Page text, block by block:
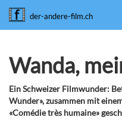
der-andere-film.ch
Wanda,
Ein Schweizer Filmwunder:
Wunder», zusammen mit
«Comédie très humaine»